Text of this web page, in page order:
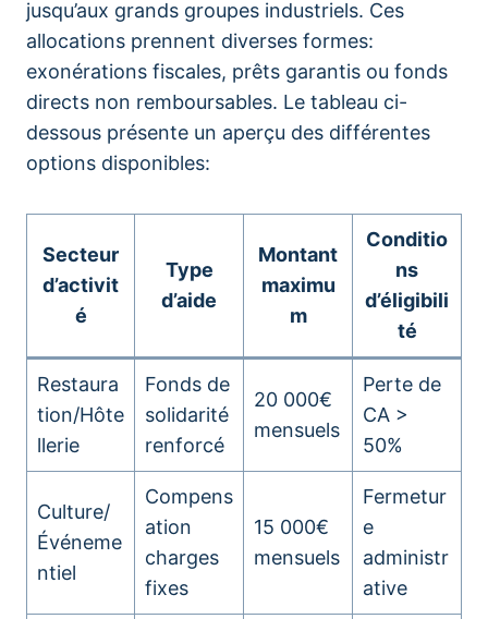
jusqu’aux grands groupes industriels. Ces
allocations prennent diverses formes:
exonérations fiscales, prêts garantis ou fonds
directs non remboursables. Le tableau ci-
dessous présente un aperçu des différentes
options disponibles:
Secteur
d’activit
é
Type
d’aide
Montant
maximu
m
Conditio
ns
d’éligibili
té
Restaura
tion/Hôte
llerie
Fonds de
solidarité
renforcé
20 000€
mensuels
Perte de
CA >
50%
Culture/
Événeme
ntiel
Compens
ation
charges
fixes
15 000€
mensuels
Fermetur
e
administr
ative